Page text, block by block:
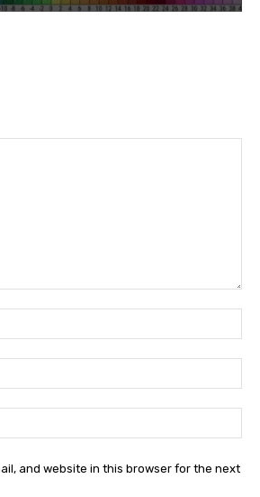
and website in this browser for the next